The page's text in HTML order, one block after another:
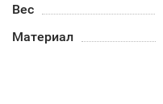
Вес
Материал